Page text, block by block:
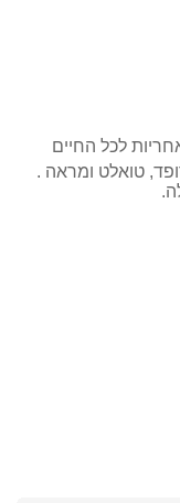
4 אפשרויות הפרדה, 2 שידות, ראש מרופד, טואלט ומראה .